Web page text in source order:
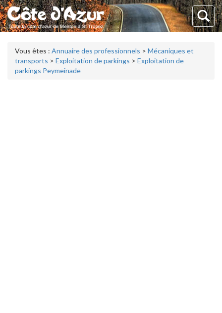
Vous êtes : Annuaire des professionnels > Mécaniques et
transports > Exploitation de parkings > Exploitation de
parkings Peymeinade